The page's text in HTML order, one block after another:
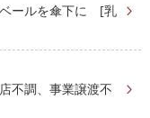
ベールを傘下に [乳
不調、事業譲渡不